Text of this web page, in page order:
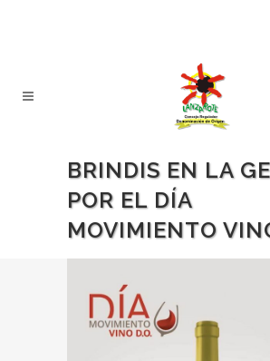
BRINDIS EN LA
POR EL DÍA
MOVIMIENTO